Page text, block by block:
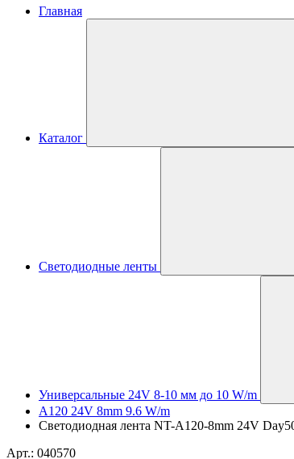
Главная
Каталог
Светодиодные ленты
Универсальные 24V 8-10 мм до 10 W/m
A120 24V 8mm 9.6 W/m
Светодиодная лента NT-A120-8mm 24V
Арт.: 040570